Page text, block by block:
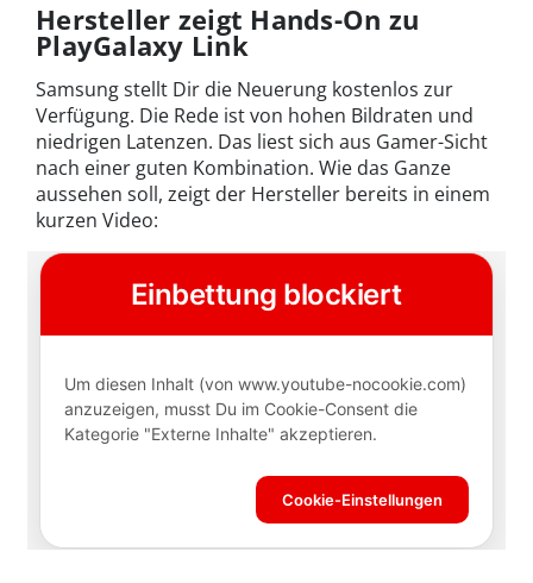
Hersteller zeigt Hands-On zu
PlayGalaxy Link
Samsung stellt Dir die Neuerung kostenlos zur
Verfügung. Die Rede ist von hohen Bildraten und
niedrigen Latenzen. Das liest sich aus Gamer-Sicht
nach einer guten Kombination. Wie das Ganze
aussehen soll, zeigt der Hersteller bereits in einem
kurzen Video: